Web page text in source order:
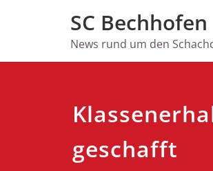
SC Bechhofen
News rund um den
geschafft